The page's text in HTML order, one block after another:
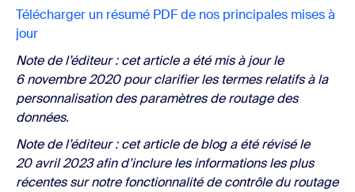
Télécharger un résumé PDF de nos principales mises à
jour
Note de l’éditeur : cet article a été mis à jour le
6 novembre 2020 pour clarifier les termes relatifs à la
personnalisation des paramètres de routage des
données.
Note de l’éditeur : cet article de blog a été révisé le
20 avril 2023 afin d’inclure les informations les plus
récentes sur notre fonctionnalité de contrôle du routage